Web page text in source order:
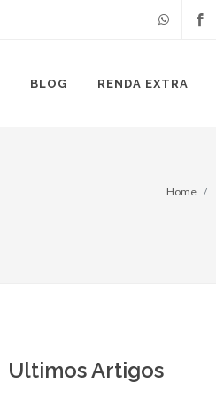
BLOG RENDA EXTRA
Home
Ultimos Artigos